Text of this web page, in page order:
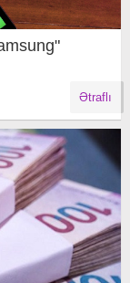
Ətraflı